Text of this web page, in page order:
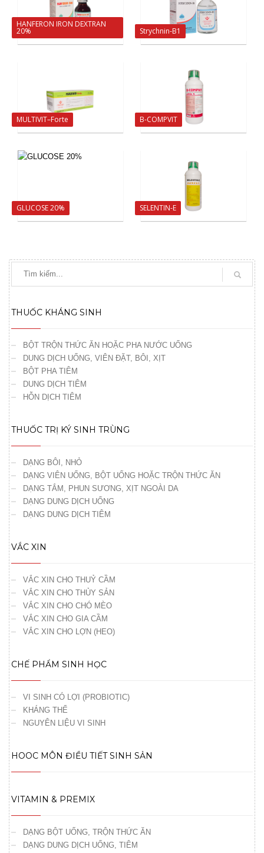
HANFERON IRON DEXTRAN
20% Strychnin-B1
MULTIVIT–Forte B-COMPVIT
GLUCOSE 20% SELENTIN-E
THUỐC KHÁNG SINH
BỘT TRỘN THỨC ĂN HOẶC PHA NƯỚC UỐNG
DUNG DỊCH UỐNG, VIÊN ĐẶT, BÔI, XỊT
BỘT PHA TIÊM
DUNG DỊCH TIÊM
HỖN DỊCH TIÊM
THUỐC TRỊ KÝ SINH TRÙNG
DẠNG BÔI, NHỎ
DẠNG VIÊN UỐNG, BỘT UỐNG HOẶC TRỘN THỨC ĂN
DẠNG TẮM, PHUN SƯƠNG, XỊT NGOÀI DA
DẠNG DUNG DỊCH UỐNG
DẠNG DUNG DỊCH TIÊM
VẮC XIN
VẮC XIN CHO THUỶ CẦM
VẮC XIN CHO THỦY SẢN
VẮC XIN CHO CHÓ MÈO
VẮC XIN CHO GIA CẦM
VẮC XIN CHO LỢN (HEO)
CHẾ PHẨM SINH HỌC
VI SINH CÓ LỢI (PROBIOTIC)
KHÁNG THỂ
NGUYÊN LIỆU VI SINH
HOOC MÔN ĐIỀU TIẾT SINH SẢN
VITAMIN & PREMIX
DẠNG BỘT UỐNG, TRỘN THỨC ĂN
DẠNG DUNG DỊCH UỐNG, TIÊM